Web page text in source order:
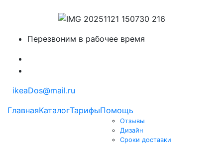
Перезвоним в рабочее время
ikeaDos@mail.ru
ГлавнаяКаталогТарифыПомощь
Отзывы
Дизайн
Сроки доставки